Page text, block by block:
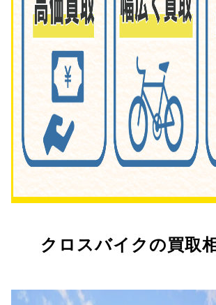
クロスバイクの買取